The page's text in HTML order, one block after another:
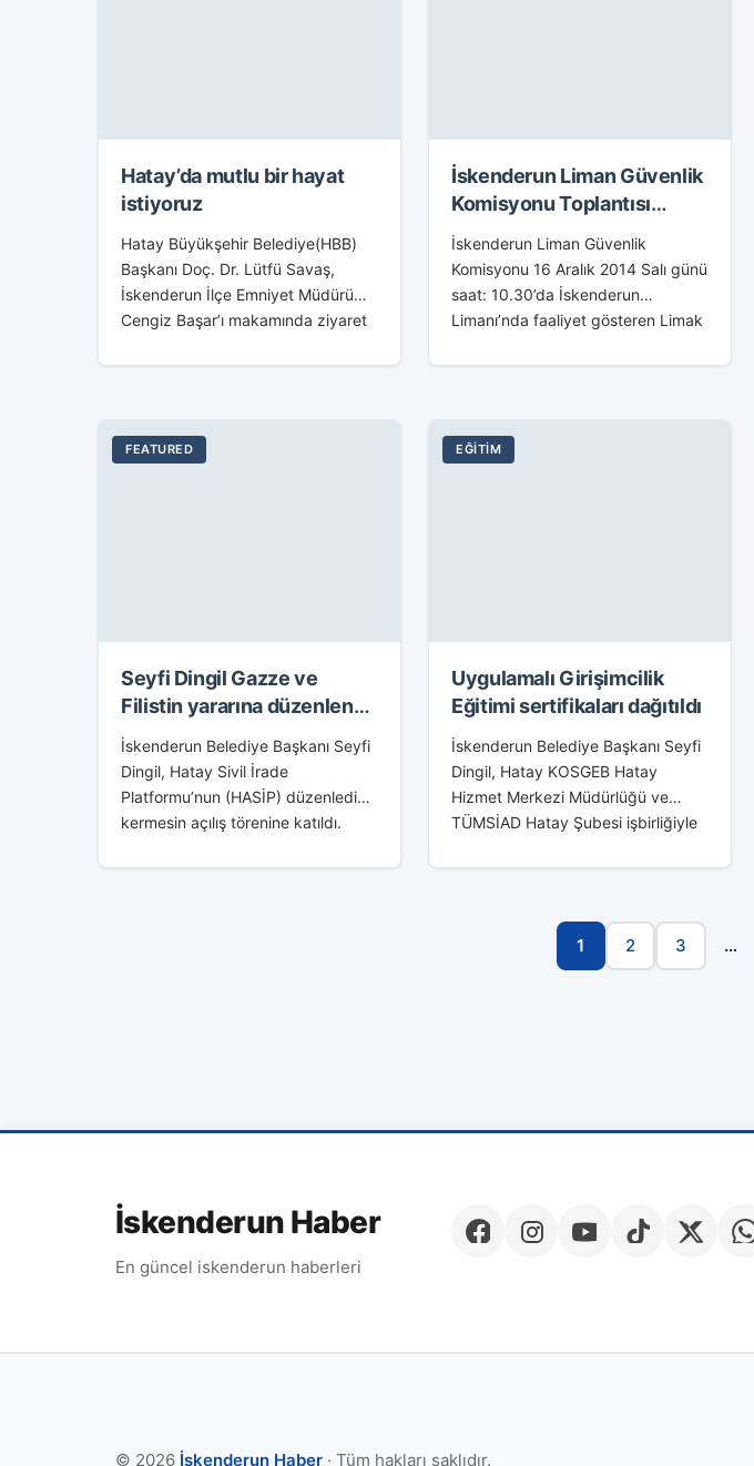
Hatay’da mutlu bir hayat
istiyoruz
Hatay Büyükşehir Belediye(HBB)
Başkanı Doç. Dr. Lütfü Savaş,
İskenderun İlçe Emniyet Müdürü
Cengiz Başar’ı makamında ziyaret
Hatay’ın birliğine ve beraberliğine
İskenderun Liman Güvenlik
Komisyonu Toplantısı
Yapıldı
İskenderun Liman Güvenlik
Komisyonu 16 Aralık 2014 Salı günü
saat: 10.30’da İskenderun
Limanı’nda faaliyet gösteren Limak
İşletmeciliği A.Ş. (Limakport) ev
FEATURED
Seyfi Dingil Gazze ve
Filistin yararına düzenlenen
kermese katıldı
İskenderun Belediye Başkanı Seyfi
Dingil, Hatay Sivil İrade
Platformu’nun (HASİP) düzenlediği
kermesin açılış törenine katıldı.
Filistin yararına düzenlenen
EĞITIM
Uygulamalı Girişimcilik
Eğitimi sertifikaları dağıtıldı
İskenderun Belediye Başkanı Seyfi
Dingil, Hatay KOSGEB Hatay
Hizmet Merkezi Müdürlüğü ve
TÜMSİAD Hatay Şubesi işbirliğiyle
Eğitim sertifika törenine katıldı.
İskenderun Kaymakamı H.Hasan
1 2 3 …
İskenderun Haber
En güncel iskenderun haberleri
© 2026 İskenderun Haber · Tüm hakları saklıdır.